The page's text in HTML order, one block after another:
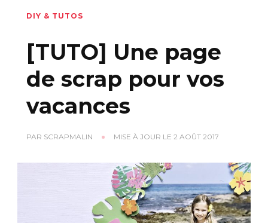
DIY & TUTOS
[TUTO] Une page
de scrap pour vos
vacances
PAR SCRAPMALIN MISE À JOUR LE 2 AOÛT 2017